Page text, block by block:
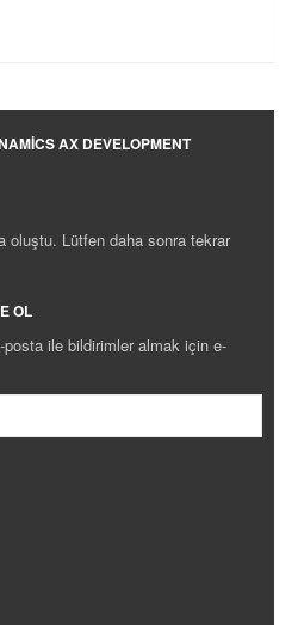
AX DEVELOPMENT
oluştu. Lütfen daha sonra tekrar
OL
ile bildirimler almak için e-